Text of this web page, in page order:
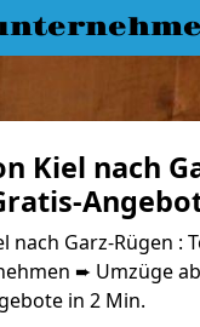
Kiel nach
nach Garz-Rügen :
➨ Umzüge
in 2 Min.